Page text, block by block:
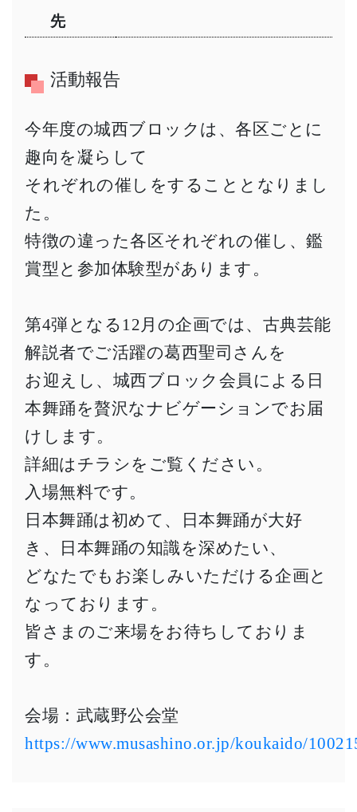
先
活動報告
今年度の城西ブロックは、各区ごとに
趣向を凝らして
それぞれの催しをすることとなりまし
た。
特徴の違った各区それぞれの催し、鑑
賞型と参加体験型があります。
第4弾となる12月の企画では、古典芸能
解説者でご活躍の葛西聖司さんを
お迎えし、城西ブロック会員による日
本舞踊を贅沢なナビゲーションでお届
けします。
詳細はチラシをご覧ください。
入場無料です。
日本舞踊は初めて、日本舞踊が大好
き、日本舞踊の知識を深めたい、
どなたでもお楽しみいただける企画と
なっております。
皆さまのご来場をお待ちしておりま
す。
会場：武蔵野公会堂
https://www.musashino.or.jp/koukaido/